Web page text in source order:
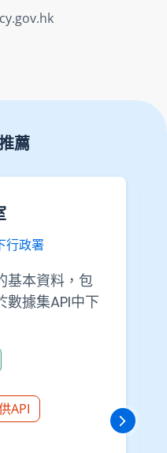
薦
行政署
基本資料，包
數據集API中下
API